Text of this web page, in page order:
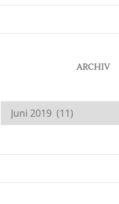
ARCHIV
Archiv